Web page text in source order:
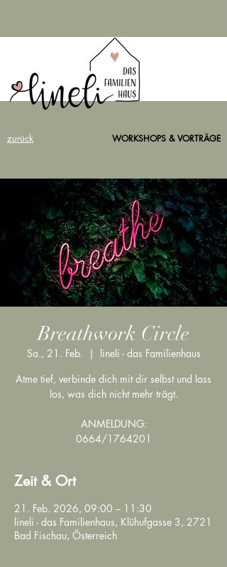
Breathwork Circle
Sa., 21. Feb.
  |
lineli - das Familienhaus
Atme tief, verbinde dich mit dir selbst und lass
los, was dich nicht mehr trägt.
ANMELDUNG:
0664/1764201
Zeit & Ort
21. Feb. 2026, 09:00 – 11:30
lineli - das Familienhaus, Klühufgasse 3, 2721
Bad Fischau, Österreich
zurück WORKSHOPS & VORTRÄGE